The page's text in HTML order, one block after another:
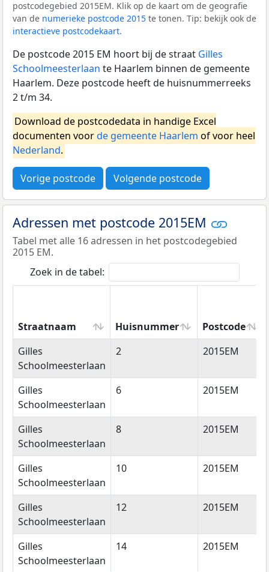
postcodegebied 2015EM. Klik op de kaart om de geografie
van de numerieke postcode 2015 te tonen. Tip: bekijk ook de
interactieve postcodekaart.
De postcode 2015 EM hoort bij de straat Gilles
Schoolmeesterlaan te Haarlem binnen de gemeente
Haarlem. Deze postcode heeft de huisnummerreeks
2 t/m 34.
Download de postcodedata in handige Excel
documenten voorde gemeente Haarlem of voor heel
Nederland.
Vorige postcode Volgende postcode
Adressen met postcode 2015EM
Tabel met alle 16 adressen in het postcodegebied
2015 EM.
Zoek in de tabel:
Straatnaam Huisnummer
Postcode
Straatnaam
Huisnummer Postcode
Gilles
Schoolmeesterlaan
2 2015EM
Gilles
Schoolmeesterlaan
6 2015EM
Gilles
Schoolmeesterlaan
8 2015EM
Gilles
Schoolmeesterlaan
10 2015EM
Gilles
Schoolmeesterlaan
12 2015EM
Gilles
Schoolmeesterlaan
14 2015EM